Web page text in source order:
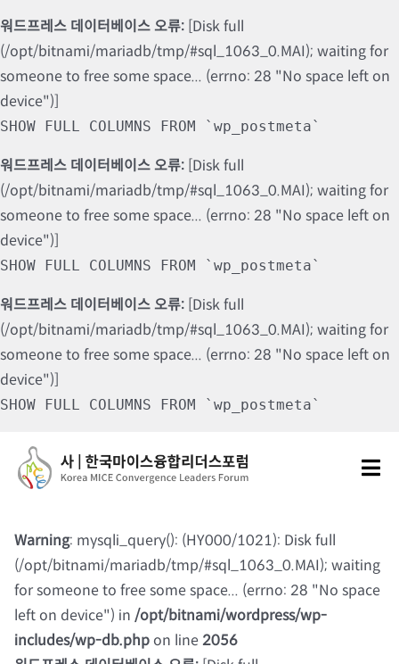
워드프레스 데이터베이스 오류: [Disk full
(/opt/bitnami/mariadb/tmp/#sql_1063_0.MAI); waiting for
someone to free some space... (errno: 28 "No space left on
device")]
SHOW FULL COLUMNS FROM `wp_postmeta`
워드프레스 데이터베이스 오류: [Disk full
(/opt/bitnami/mariadb/tmp/#sql_1063_0.MAI); waiting for
someone to free some space... (errno: 28 "No space left on
device")]
SHOW FULL COLUMNS FROM `wp_postmeta`
워드프레스 데이터베이스 오류: [Disk full
(/opt/bitnami/mariadb/tmp/#sql_1063_0.MAI); waiting for
someone to free some space... (errno: 28 "No space left on
device")]
SHOW FULL COLUMNS FROM `wp_postmeta`
content
포럼소식
칼럼 및 기고
Warning: mysqli_query(): (HY000/1021): Disk full
(/opt/bitnami/mariadb/tmp/#sql_1063_0.MAI); waiting
for someone to free some space... (errno: 28 "No space
left on device") in /opt/bitnami/wordpress/wp-
includes/wp-db.phpon line2056